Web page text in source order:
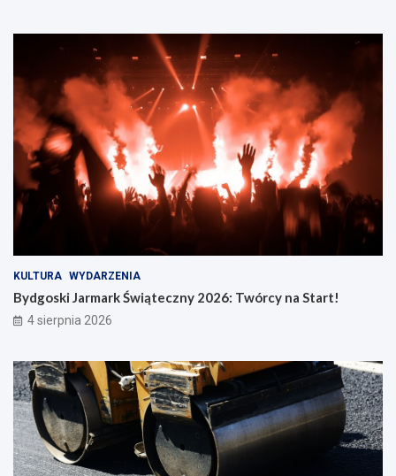
KULTURA WYDARZENIA
Bydgoski Jarmark Świąteczny 2026: Twórcy na Start!
4 sierpnia 2026